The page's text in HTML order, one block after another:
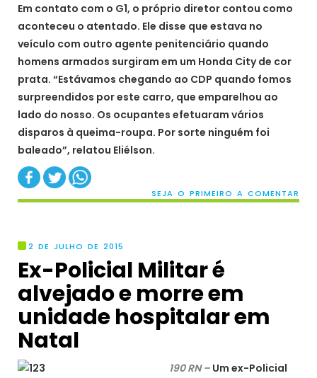
Em contato com o G1, o próprio diretor contou como
aconteceu o atentado. Ele disse que estava no
veículo com outro agente penitenciário quando
homens armados surgiram em um Honda City de cor
prata. “Estávamos chegando ao CDP quando fomos
surpreendidos por este carro, que emparelhou ao
lado do nosso. Os ocupantes efetuaram vários
disparos à queima-roupa. Por sorte ninguém foi
baleado”, relatou Eliélson.
SEJA O PRIMEIRO A COMENTAR
2 DE JULHO DE 2015
Ex-Policial Militar é
alvejado e morre em
unidade hospitalar em
Natal
190 RN – Um ex-Policial